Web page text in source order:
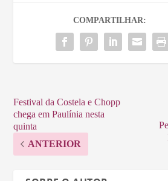
COMPARTILHAR:
Festival da Costela e Chopp
chega em Paulínia nesta
quinta
ANTERIOR